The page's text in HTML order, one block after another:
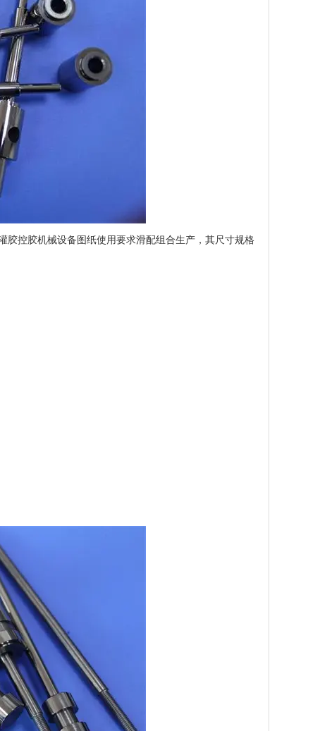
控胶机械设备图纸使用要求滑配组合生产，其尺寸规格